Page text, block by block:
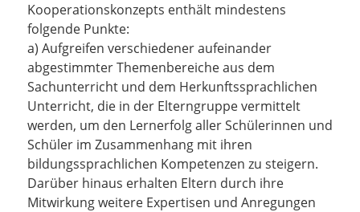
Kooperationskonzepts enthält mindestens
folgende Punkte:
a) Aufgreifen verschiedener aufeinander
abgestimmter Themenbereiche aus dem
Sachunterricht und dem Herkunftssprachlichen
Unterricht, die in der Elterngruppe vermittelt
werden, um den Lernerfolg aller Schülerinnen und
Schüler im Zusammenhang mit ihren
bildungssprachlichen Kompetenzen zu steigern.
Darüber hinaus erhalten Eltern durch ihre
Mitwirkung weitere Expertisen und Anregungen